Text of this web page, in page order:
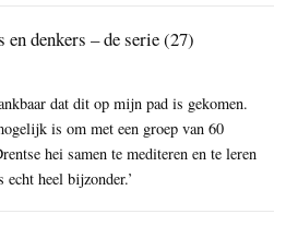
en denkers – de serie (27)
dat dit op mijn pad is gekomen.
is om met een groep van 60
hei samen te mediteren en te leren
heel bijzonder.’